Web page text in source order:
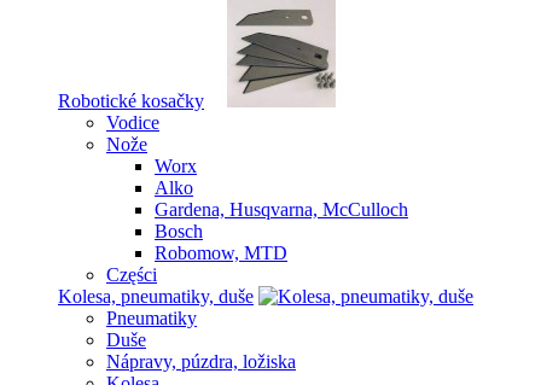
Robotické kosačky
Vodice
Nože
Worx
Alko
Gardena, Husqvarna, McCulloch
Bosch
Robomow, MTD
Części
Kolesa, pneumatiky, duše
Pneumatiky
Duše
Nápravy, púzdra, ložiska